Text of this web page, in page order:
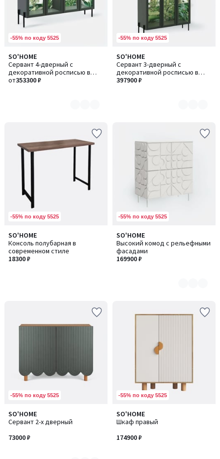
-55% по коду 5525
SO'HOME
Сервант 4-дверный с
декоративной росписью в
стиле шинуазри
от353300 ₽
Количество
цветов:
3
-55% по коду 5525
SO'HOME
Сервант 3-дверный с
декоративной росписью в
стиле шинуазри и подсветкой
397900 ₽
Количество
цветов:
3
-55% по коду 5525
SO'HOME
Консоль полубарная в
современном стиле
18300 ₽
-55% по коду 5525
SO'HOME
Высокий комод с рельефными
фасадами
169900 ₽
Количество
цветов:
2
-55% по коду 5525
SO'HOME
Сервант 2-х дверный
73000 ₽
Количество
цветов:
4
-55% по коду 5525
SO'HOME
Шкаф правый
174900 ₽